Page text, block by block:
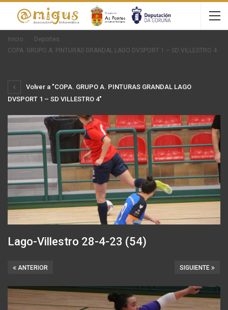
Inicio
Deportes
COPA. GRUPO A. PINTURAS GRANDAL LAGO DVSPORT 1 – SD VILLESTRO 4
Volver a "COPA. GRUPO A. PINTURAS GRANDAL LAGO
DVSPORT 1 – SD VILLESTRO 4"
Lago-Villestro 28-4-23 (54)
SIGUIENTE
ANTERIOR